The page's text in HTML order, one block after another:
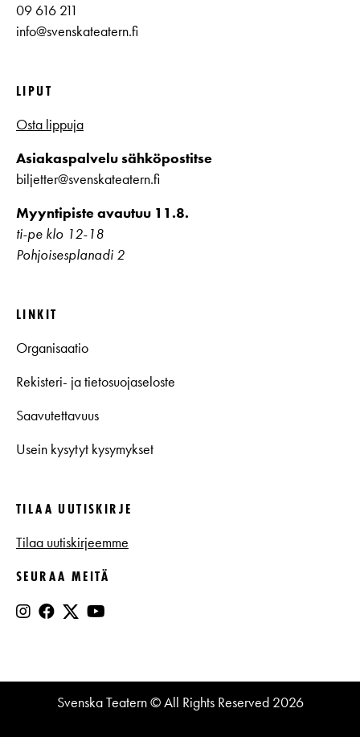
09 616 211
info@svenskateatern.fi
LIPUT
Osta lippuja
Asiakaspalvelu sähköpostitse
biljetter@svenskateatern.fi
Myyntipiste avautuu 11.8.
ti-pe klo 12-18
Pohjoisesplanadi 2
LINKIT
Organisaatio
Rekisteri- ja tietosuojaseloste
Saavutettavuus
Usein kysytyt kysymykset
TILAA UUTISKIRJE
Tilaa uutiskirjeemme
SEURAA MEITÄ
Svenska Teatern © All Rights Reserved 2026